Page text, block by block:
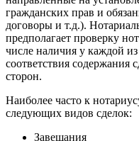
гражданских прав и
договоры и т.д.).
предполагает проверку
числе наличия у каждой
соответствия содержания
сторон.
Наиболее часто к
следующих видов сделок:
Завещания